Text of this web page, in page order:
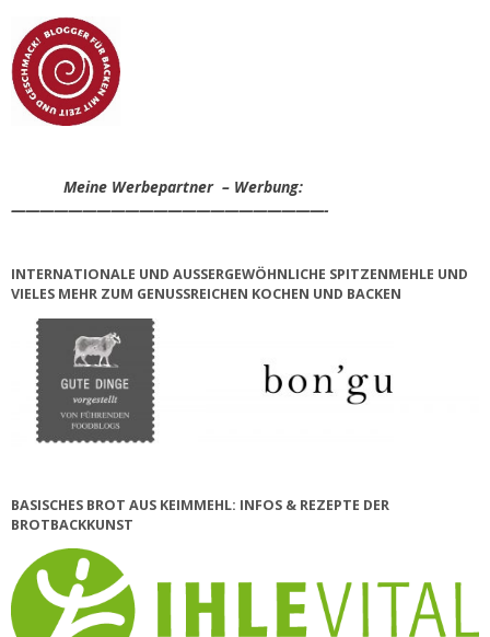
Meine Werbepartner – Werbung:
——————————————————————-
INTERNATIONALE UND AUSSERGEWÖHNLICHE SPITZENMEHLE UND V
IELES MEHR ZUM GENUSSREICHEN KOCHEN UND BACKEN
BASISCHES BROT AUS KEIMMEHL: INFOS & REZEPTE DER
BROTBACKKUNST